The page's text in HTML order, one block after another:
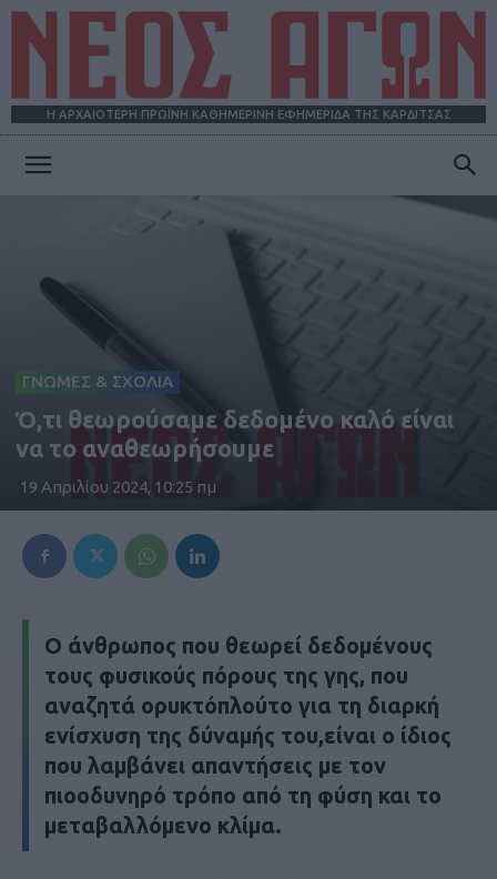
Η ΑΡΧΑΙΟΤΕΡΗ ΠΡΩΪΝΗ ΚΑΘΗΜΕΡΙΝΗ ΕΦΗΜΕΡΙΔΑ ΤΗΣ ΚΑΡΔΙΤΣΑΣ
ΑΓΩΝ
ΓΝΩΜΕΣ & ΣΧΟΛΙΑ
Ό,τι θεωρούσαμε δεδομένο καλό είναι
να το αναθεωρήσουμε
19 Απριλίου 2024, 10:25 πμ
Ο άνθρωπος που θεωρεί δεδομένους
τους φυσικούς πόρους της γης, που
αναζητά ορυκτόπλούτο για τη διαρκή
ενίσχυση της δύναμής του,είναι ο ίδιος
που λαμβάνει απαντήσεις με τον
πιοοδυνηρό τρόπο από τη φύση και το
μεταβαλλόμενο κλίμα.